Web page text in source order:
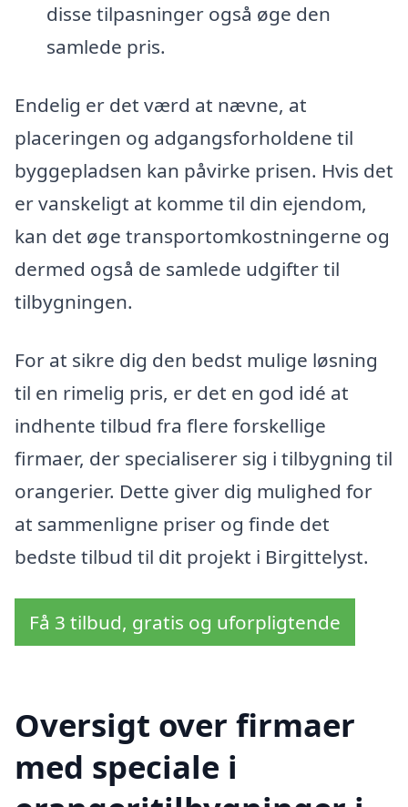
disse tilpasninger også øge den
samlede pris.
Endelig er det værd at nævne, at
placeringen og adgangsforholdene til
byggepladsen kan påvirke prisen. Hvis det
er vanskeligt at komme til din ejendom,
kan det øge transportomkostningerne og
dermed også de samlede udgifter til
tilbygningen.
For at sikre dig den bedst mulige løsning
til en rimelig pris, er det en god idé at
indhente tilbud fra flere forskellige
firmaer, der specialiserer sig i tilbygning til
orangerier. Dette giver dig mulighed for
at sammenligne priser og finde det
bedste tilbud til dit projekt i Birgittelyst.
Få 3 tilbud, gratis og uforpligtende
Oversigt over firmaer
med speciale i